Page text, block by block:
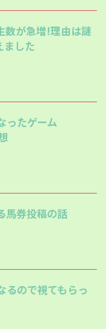
が急増!理由は謎
ました
ったゲーム
馬券投稿の話
るので視てもらっ